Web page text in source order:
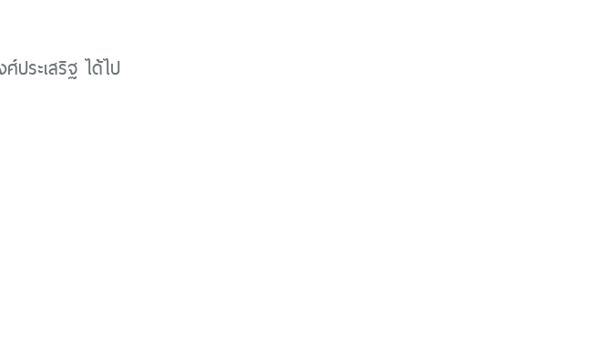
ระเสริฐ ได้ไป